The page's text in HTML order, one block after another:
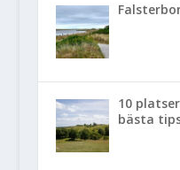
10
bästa